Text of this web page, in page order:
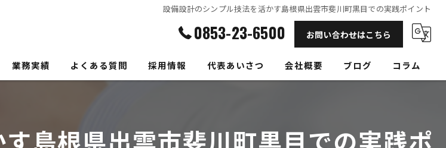
設備設計のシンプル技法を活かす島根県出雲市斐川町黒目での実践ポイント
0853-23-6500 お問い合わせはこちら
業務実績 よくある質問 採用情報 代表あいさつ 会社概要 ブログ コラム
島根県出雲市斐川町黒目での実践ポ